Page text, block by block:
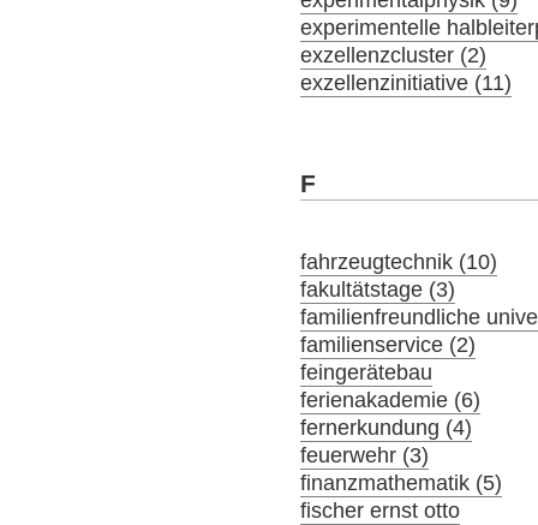
experimentelle
exzellenzcluster (2)
exzellenzinitiative (11)
F
fahrzeugtechnik (10)
fakultätstage (3)
familienfreundliche
familienservice (2)
feingerätebau
ferienakademie (6)
fernerkundung (4)
feuerwehr (3)
finanzmathematik (5)
fischer ernst otto